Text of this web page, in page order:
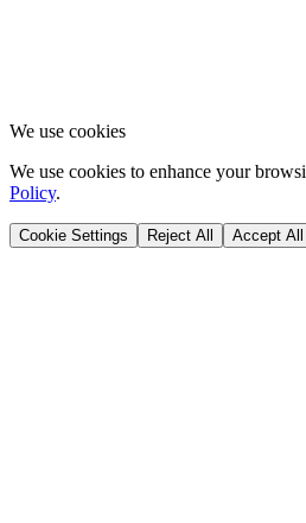
We use cookies
We use cookies to enhance your
Policy.
Cookie Settings Reject All Accept All